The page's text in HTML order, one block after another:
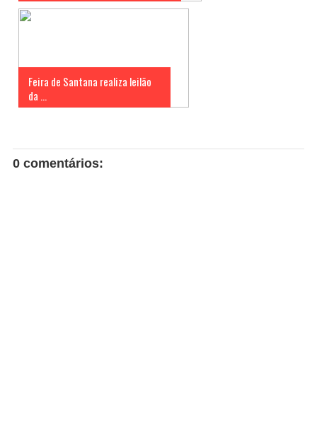
Feira de Santana realiza leilão
da ...
0 comentários: